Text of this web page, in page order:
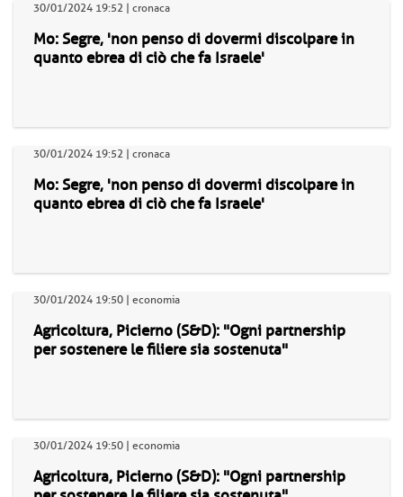
30/01/2024 19:52 | cronaca
Mo: Segre, 'non penso di dovermi discolpare in
quanto ebrea di ciò che fa Israele'
30/01/2024 19:52 | cronaca
Mo: Segre, 'non penso di dovermi discolpare in
quanto ebrea di ciò che fa Israele'
30/01/2024 19:50 | economia
Agricoltura, Picierno (S&D): "Ogni partnership
per sostenere le filiere sia sostenuta"
30/01/2024 19:50 | economia
Agricoltura, Picierno (S&D): "Ogni partnership